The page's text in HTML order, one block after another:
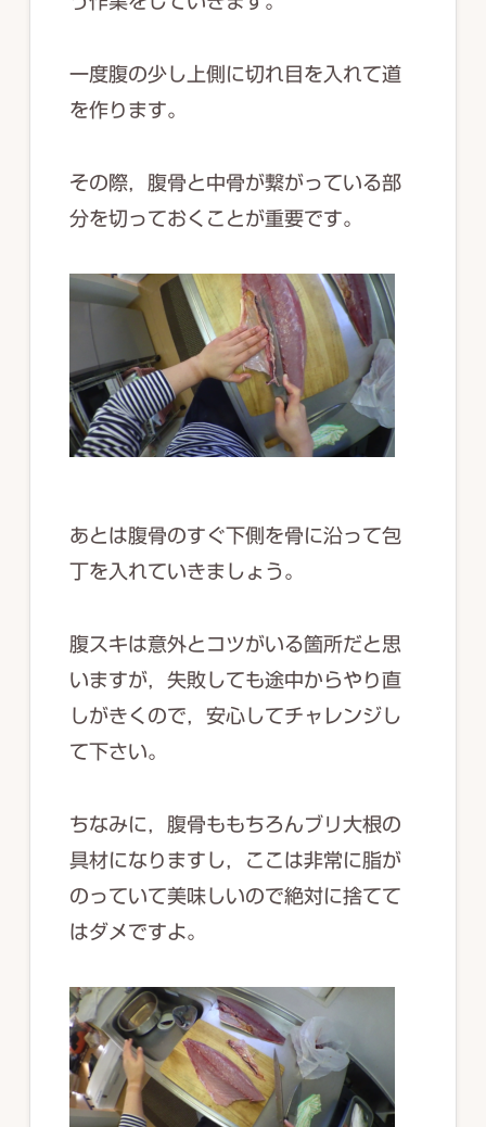
一度腹の少し上側に切れ目を入れて道
を作ります。
その際，腹骨と中骨が繋がっている部
分を切っておくことが重要です。
あとは腹骨のすぐ下側を骨に沿って包
丁を入れていきましょう。
腹スキは意外とコツがいる箇所だと思
いますが，失敗しても途中からやり直
しがきくので，安心してチャレンジし
て下さい。
ちなみに，腹骨ももちろんブリ大根の
具材になりますし，ここは非常に脂が
のっていて美味しいので絶対に捨てて
はダメですよ。